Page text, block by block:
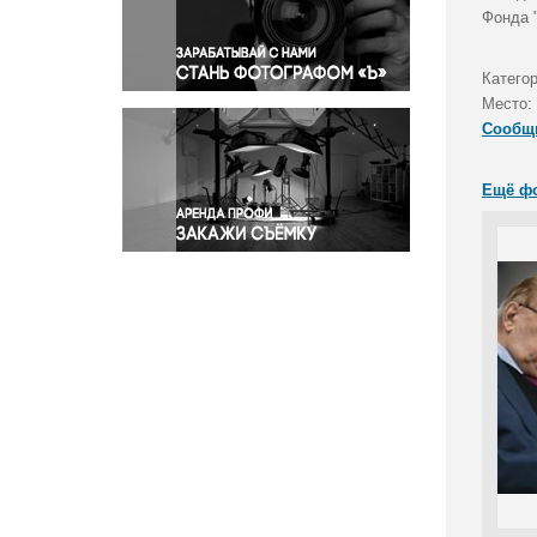
Правосудие
Происшествия и конфликты
Религия
Светская жизнь
Спорт
Экология
Экономика и бизнес
Фонда
Место:
Ещё